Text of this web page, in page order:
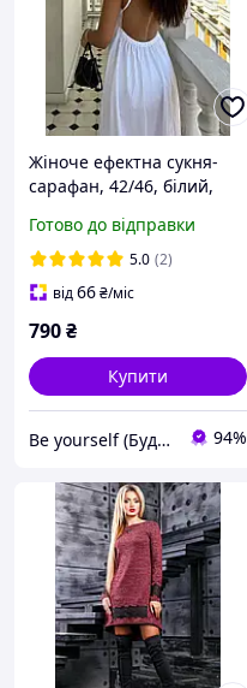
Жіноче ефектна сукня-
сарафан, 42/46, білий,
котон 100%.
Готово до відправки
5.0 (2)
від66₴/міс
790₴
Купити
Be yourself (Будь собою) 94%